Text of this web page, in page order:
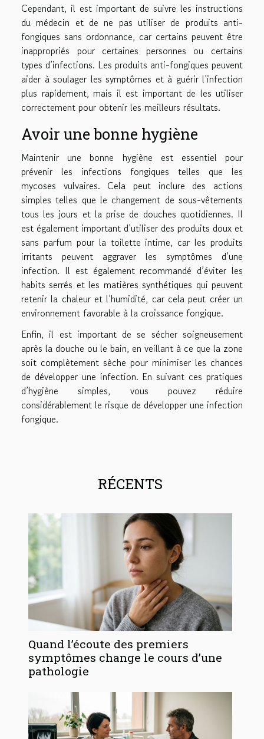
Cependant, il est important de suivre les instructions
du médecin et de ne pas utiliser de produits anti-
fongiques sans ordonnance, car certains peuvent être
inappropriés pour certaines personnes ou certains
types d’infections. Les produits anti-fongiques peuvent
aider à soulager les symptômes et à guérir l’infection
plus rapidement, mais il est important de les utiliser
correctement pour obtenir les meilleurs résultats.
Avoir une bonne hygiène
Maintenir une bonne hygiène est essentiel pour
prévenir les infections fongiques telles que les
mycoses vulvaires. Cela peut inclure des actions
simples telles que le changement de sous-vêtements
tous les jours et la prise de douches quotidiennes. Il
est également important d’utiliser des produits doux et
sans parfum pour la toilette intime, car les produits
irritants peuvent aggraver les symptômes d’une
infection. Il est également recommandé d’éviter les
habits serrés et les matières synthétiques qui peuvent
retenir la chaleur et l’humidité, car cela peut créer un
environnement favorable à la croissance fongique.
Enfin, il est important de se sécher soigneusement
après la douche ou le bain, en veillant à ce que la zone
soit complètement sèche pour minimiser les chances
de développer une infection. En suivant ces pratiques
d’hygiène simples, vous pouvez réduire
considérablement le risque de développer une infection
fongique.
RÉCENTS
Quand l’écoute des premiers
symptômes change le cours d’une
pathologie